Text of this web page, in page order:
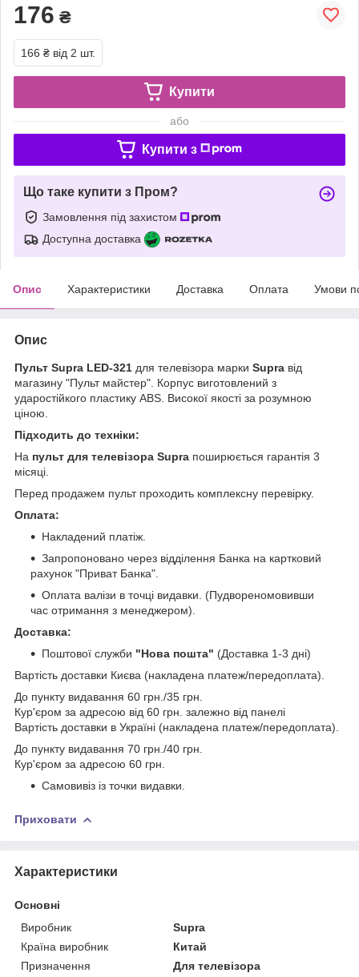
176 ₴
166 ₴ від 2 шт.
Купити
або
Купити з
Що таке купити з Пром?
Замовлення під захистом
Доступна доставка
Опис Характеристики Доставка Оплата Умови
Опис
Пульт Supra LED-321 для телевізора марки Supra від
магазину "Пульт майстер". Корпус виготовлений з
ударостійкого пластику ABS. Високої якості за розумною
ціною.
Підходить до техніки:
На пульт для телевізора Supra поширюється гарантія 3
місяці.
Перед продажем пульт проходить комплексну перевірку.
Оплата:
Накладений платіж.
Запропоновано через відділення Банка на картковий
рахунок "Приват Банка".
Оплата валізи в точці видавки. (Пудвореномовивши
час отримання з менеджером).
Доставка:
Поштової служби "Нова пошта" (Доставка 1-3 дні)
Вартість доставки Києва (накладена платеж/передоплата).
До пункту видавання 60 грн./35 грн.
Кур'єром за адресою від 60 грн. залежно від панелі
Вартість доставки в Україні (накладена платеж/передоплата).
До пункту видавання 70 грн./40 грн.
Кур'єром за адресою 60 грн.
Самовивіз із точки видавки.
Приховати
Характеристики
Основні
Виробник
Supra
Країна виробник
Китай
Призначення
Для телевізора